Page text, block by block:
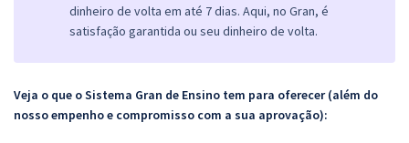
dinheiro de volta em até 7 dias. Aqui, no Gran, é
satisfação garantida ou seu dinheiro de volta.
Veja o que o Sistema Gran de Ensino tem para oferecer (além do
nosso empenho e compromisso com a sua aprovação):